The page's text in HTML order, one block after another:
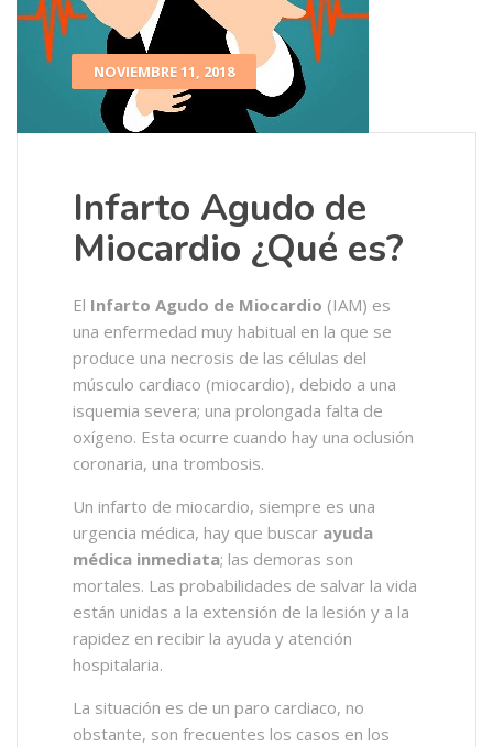
NOVIEMBRE 11, 2018
Infarto Agudo de
Miocardio ¿Qué es?
El Infarto Agudo de Miocardio (IAM) es
una enfermedad muy habitual en la que se
produce una necrosis de las células del
músculo cardiaco (miocardio), debido a una
isquemia severa; una prolongada falta de
oxígeno. Esta ocurre cuando hay una oclusión
coronaria, una trombosis.
Un infarto de miocardio, siempre es una
urgencia médica, hay que buscar ayuda
médica inmediata; las demoras son
mortales. Las probabilidades de salvar la vida
están unidas a la extensión de la lesión y a la
rapidez en recibir la ayuda y atención
hospitalaria.
La situación es de un paro cardiaco, no
obstante, son frecuentes los casos en los